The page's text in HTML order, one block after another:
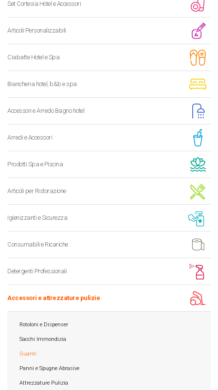
Set Cortesia Hotel e Accessori
Articoli Personalizzabili
Ciabatte Hotel e Spa
Biancheria hotel, b&b e spa
Accessori e Arredo Bagno hotel
Arredi e Accessori
Prodotti Spa e Piscina
Articoli per Ristorazione
Igienizzanti e Sicurezza
Consumabili e Ricariche
Detergenti Professionali
Accessori e attrezzature pulizie
Rotoloni e Dispenser
Sacchi Immondizia
Guanti
Panni e Spugne Abrasive
Attrezzature Pulizia